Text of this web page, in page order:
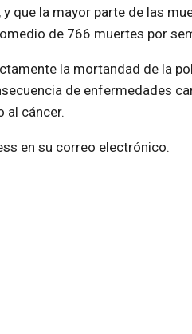
que la mayor parte de las
de 766 muertes por
la mortandad de la
de enfermedades
al cáncer.
en su correo electrónico.